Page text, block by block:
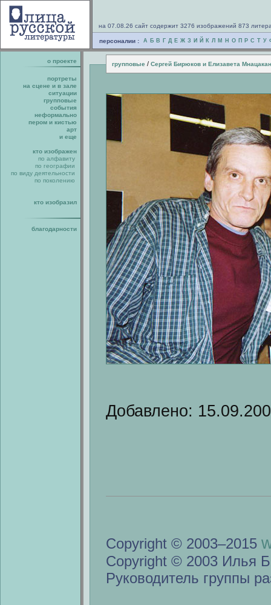
на 07.08.26 сайт содержит 3276 изображений 873
персоналии : А Б В Г Д Е Ж З И Й К Л М Н О П Р С Т У
о проекте групповые / Сергей Бирюков и Елизавета
портреты
на сцене и в зале
ситуации
групповые
события
неформально
пером и кистью
арт
и еще
кто изображен
по алфавиту
по географии
по виду деятельности
по поколению
кто изобразил
благодарности
Добавлено:
Copyright © 2003–2015
Copyright © 2003 Илья
Руководитель группы